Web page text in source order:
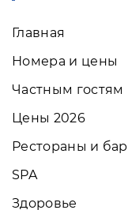
Главная
Номера и цены
Частным гостям
Цены 2026
Рестораны и
SPA
Здоровье